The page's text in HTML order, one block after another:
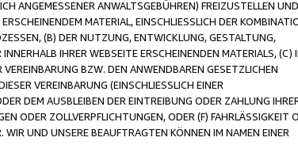
ANGEMESSENER ANWALTSGEBÜHREN) FREIZUSTELLEN UND
MATERIAL, EINSCHLIESSLICH DER
(B) DER NUTZUNG, ENTWICKLUNG, GESTALTUNG,
IHRER WEBSEITE ERSCHEINENDEN MATERIALS, (C)
BZW. DEN ANWENDBAREN GESETZLICHEN
VEREINBARUNG (EINSCHLIESSLICH EINER
DEM AUSBLEIBEN DER EINTREIBUNG ODER ZAHLUNG
ODER ZOLLVERPFLICHTUNGEN, ODER (F) FAHRLÄSSIGKEIT
UND UNSERE BEAUFTRAGTEN KÖNNEN IM NAMEN EINER